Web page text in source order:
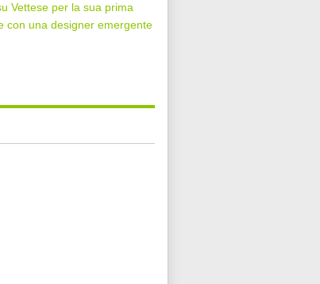
Vettese per la sua prima
con una designer emergente